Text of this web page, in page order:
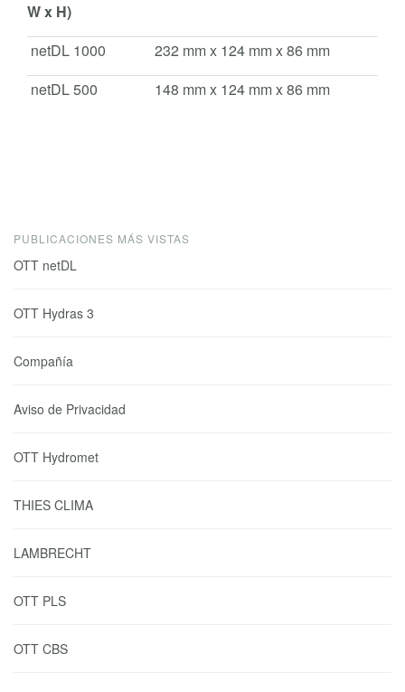
W x H)
netDL 1000
232 mm x 124 mm x 86 mm
netDL 500
148 mm x 124 mm x 86 mm
PUBLICACIONES MÁS VISTAS
OTT netDL
OTT Hydras 3
Compañía
Aviso de Privacidad
OTT Hydromet
THIES CLIMA
LAMBRECHT
OTT PLS
OTT CBS